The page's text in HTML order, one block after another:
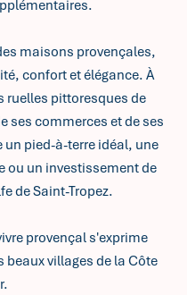
maisons provençales,
confort et élégance. À
ruelles pittoresques de
ses commerces et de ses
pied-à-terre idéal, une
ou un investissement de
de Saint-Tropez.
provençal s'exprime
villages de la Côte